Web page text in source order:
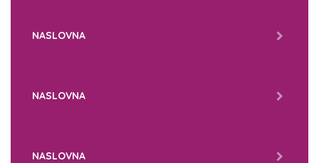
NASLOVNA
NASLOVNA
NASLOVNA